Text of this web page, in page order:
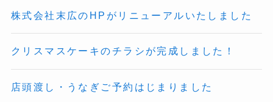
株式会社末広のHPがリニューアルいたしました
クリスマスケーキのチラシが完成しました！
店頭渡し・うなぎご予約はじまりました